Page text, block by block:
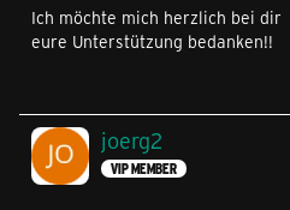
Ich möchte mich herzlich bei dir
eure Unterstützung bedanken!!
joerg2
VIP MEMBER